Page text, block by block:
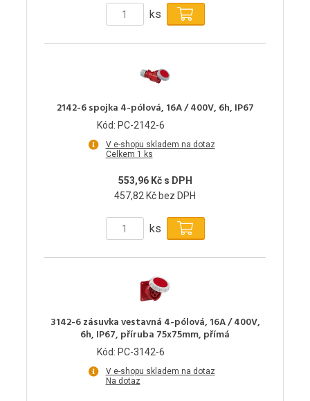
ks
2142-6 spojka 4-pólová, 16A / 400V, 6h, IP67
Kód: PC-2142-6
V e-shopu skladem na dotaz
Celkem 1 ks
553,96 Kč s DPH
457,82 Kč bez DPH
ks
3142-6 zásuvka vestavná 4-pólová, 16A / 400V,
6h, IP67, příruba 75x75mm, přímá
Kód: PC-3142-6
V e-shopu skladem na dotaz
Na dotaz